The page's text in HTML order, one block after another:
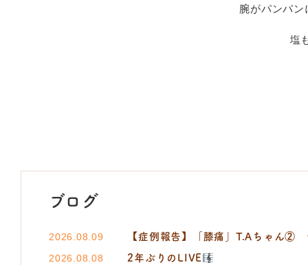
腕がパンパ
塩
ブログ
2026.08.09 【症例報告】「膝痛」T.Aちゃ
2026.08.08 2年ぶりのLIVE